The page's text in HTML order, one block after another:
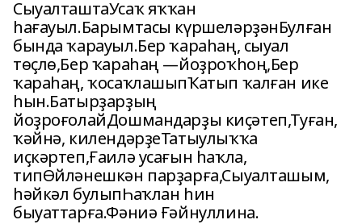
СыуалташтаУсаҡ яҡҡан
һағауыл.Барымтасы күршеләрҙәнБулған
бында ҡарауыл.Бер ҡараһаң, сыуал
төҫлө,Бер ҡараһаң —йоҙроҡһоң,Бер
ҡараһаң, ҡосаҡлашыпҠатып ҡалған ике
һын.Батырҙарҙың
йоҙроғолайДошмандарҙы киҫәтеп,Туған,
ҡәйнә, килендәрҙеТатыулыҡҡа
иҫкәртеп,Ғаилә усағын һаҡла,
типӨйләнешкән парҙарға,Сыуалташым,
һәйкәл булыпҺаҡлан һин
быуаттарға.Фәниә Ғәйнуллина.